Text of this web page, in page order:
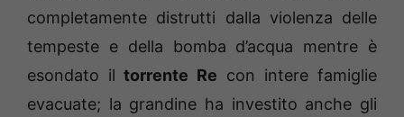
completamente distrutti dalla violenza delle
tempeste e della bomba d’acqua mentre è
esondato il torrente Re con intere famiglie
evacuate; la grandine ha investito anche gli